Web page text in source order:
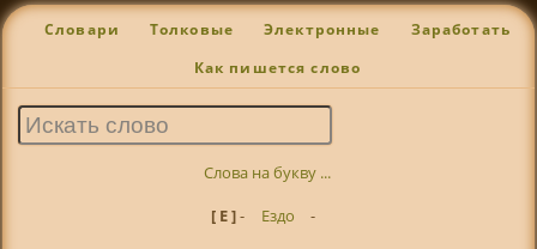
Словари Толковые Электронные Заработать
Как пишется слово
Слова на букву ...
[ Е ]- Ездо -